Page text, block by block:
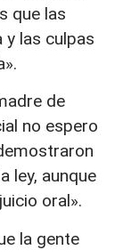
que las
y las culpas
de
no espero
ley, aunque
oral».
la gente